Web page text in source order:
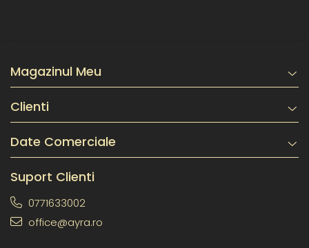
Magazinul Meu
Clienti
Date Comerciale
Suport Clienti
0771633002
office@ayra.ro